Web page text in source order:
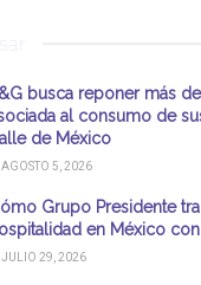
busca reponer más
al consumo de
de México
AGOSTO 5, 2026
Grupo Presidente
en México
JULIO 29, 2026